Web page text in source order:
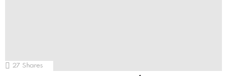
27 Shares